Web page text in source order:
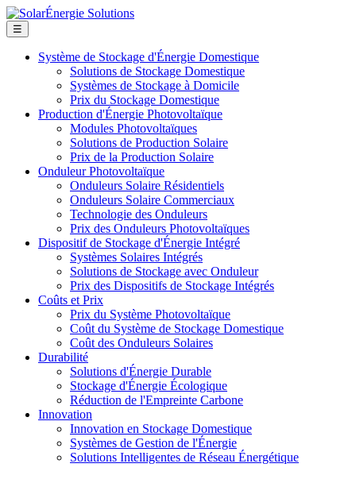
☰
Système de Stockage d'Énergie Domestique
Solutions de Stockage Domestique
Systèmes de Stockage à Domicile
Prix du Stockage Domestique
Production d'Énergie Photovoltaïque
Modules Photovoltaïques
Solutions de Production Solaire
Prix de la Production Solaire
Onduleur Photovoltaïque
Onduleurs Solaire Résidentiels
Onduleurs Solaire Commerciaux
Technologie des Onduleurs
Prix des Onduleurs Photovoltaïques
Dispositif de Stockage d'Énergie Intégré
Systèmes Solaires Intégrés
Solutions de Stockage avec Onduleur
Prix des Dispositifs de Stockage Intégrés
Coûts et Prix
Prix du Système Photovoltaïque
Coût du Système de Stockage Domestique
Coût des Onduleurs Solaires
Durabilité
Solutions d'Énergie Durable
Stockage d'Énergie Écologique
Réduction de l'Empreinte Carbone
Innovation
Innovation en Stockage Domestique
Systèmes de Gestion de l'Énergie
Solutions Intelligentes de Réseau Énergétique